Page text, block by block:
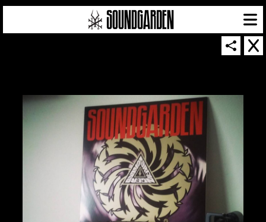
SOUNDGARDEN NEWSLETTER
© 2026 SOUNDGARDEN
TERMS & CONDITIONS|PRIVACY POLICY
| WEBSITE PRODUCED BY
THE CREATIVE CORPORATION
IN COLLABORATION WITHSUSPENDED IN LIGHT